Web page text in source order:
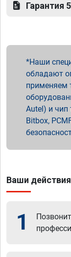
Гарантия
Наши
обладают
применяем
Autel) и чип
Bitbox,
Ваши
1